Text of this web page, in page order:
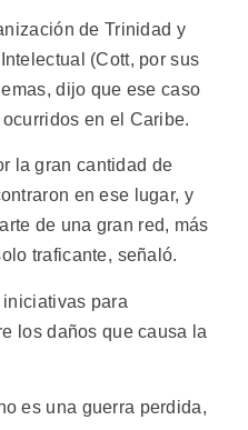
de Trinidad y
(Cott, por sus
dijo que ese caso
en el Caribe.
la gran cantidad de
en ese lugar, y
de una gran red, más
traficante, señaló.
para
los daños que causa la
es una guerra perdida,